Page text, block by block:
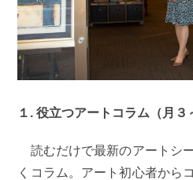
１. 役立つアートコラム（月３
読むだけで最新のアートシ
くコラム。アート初心者から